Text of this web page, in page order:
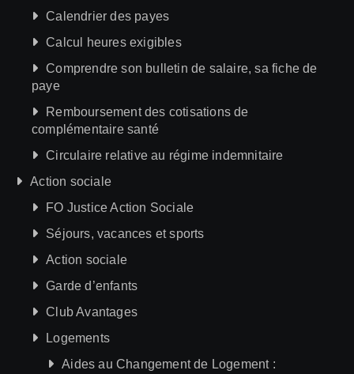
Calendrier des payes
Calcul heures exigibles
Comprendre son bulletin de salaire, sa fiche de
paye
Remboursement des cotisations de
complémentaire santé
Circulaire relative au régime indemnitaire
Action sociale
FO Justice Action Sociale
Séjours, vacances et sports
Action sociale
Garde d’enfants
Club Avantages
Logements
Aides au Changement de Logement :